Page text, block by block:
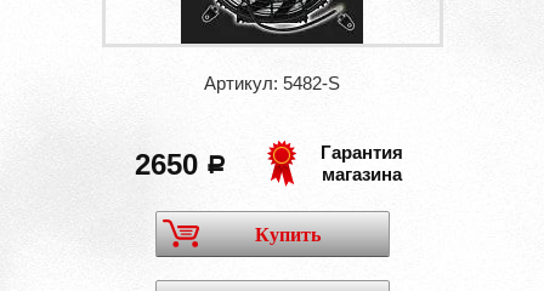
Артикул: 5482-S
2650 a
Гарантия
магазина
Купить